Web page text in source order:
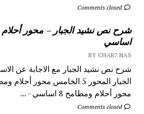
Comments closed
شرح نص نشيد الجبار – محور
اساسي
BY CHAR7 NAS
شرح نص نشيد الجبار مع الاجابة عن
الجبار المحور 5 الخامس
محور أحلام ومطامح 8 اساسي - ...
Comments closed